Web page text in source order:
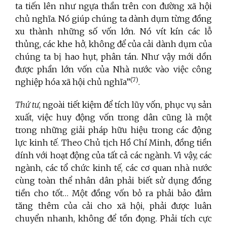
ta tiến lên như ngựa thần trên con đường xã hội
chủ nghĩa. Nó giúp chúng ta dành dụm từng đồng
xu thành những số vốn lớn. Nó vít kín các lỗ
thủng, các khe hở, không để của cải dành dụm của
chúng ta bị hao hụt, phân tán. Như vậy mới dồn
được phần lớn vốn của Nhà nước vào việc công
nghiệp hóa xã hội chủ nghĩa”(7).
Thứ tư, ngoài tiết kiệm để tích lũy vốn, phục vụ sản
xuất, việc huy động vốn trong dân cũng là một
trong những giải pháp hữu hiệu trong các động
lực kinh tế. Theo Chủ tịch Hồ Chí Minh, đồng tiền
dính với hoạt động của tất cả các ngành. Vì vậy, các
ngành, các tổ chức kinh tế, các cơ quan nhà nước
cùng toàn thể nhân dân phải biết sử dụng đồng
tiền cho tốt… Một đồng vốn bỏ ra phải bảo đảm
tăng thêm của cải cho xã hội, phải được luân
chuyển nhanh, không để tồn đọng. Phải tích cực